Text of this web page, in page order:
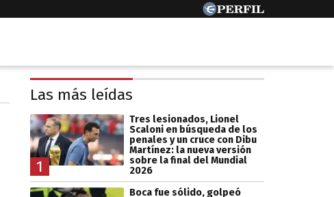
Las más leídas
1
Tres lesionados, Lionel
Scaloni en búsqueda de los
penales y un cruce con Dibu
Martínez: la nueva versión
sobre la final del Mundial
2026
Boca fue sólido, golpeó